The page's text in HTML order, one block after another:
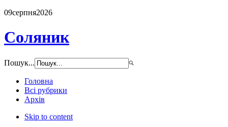
09серпня2026
Соляник
Пошук...
Головна
Всі рубрики
Архів
Skip to content